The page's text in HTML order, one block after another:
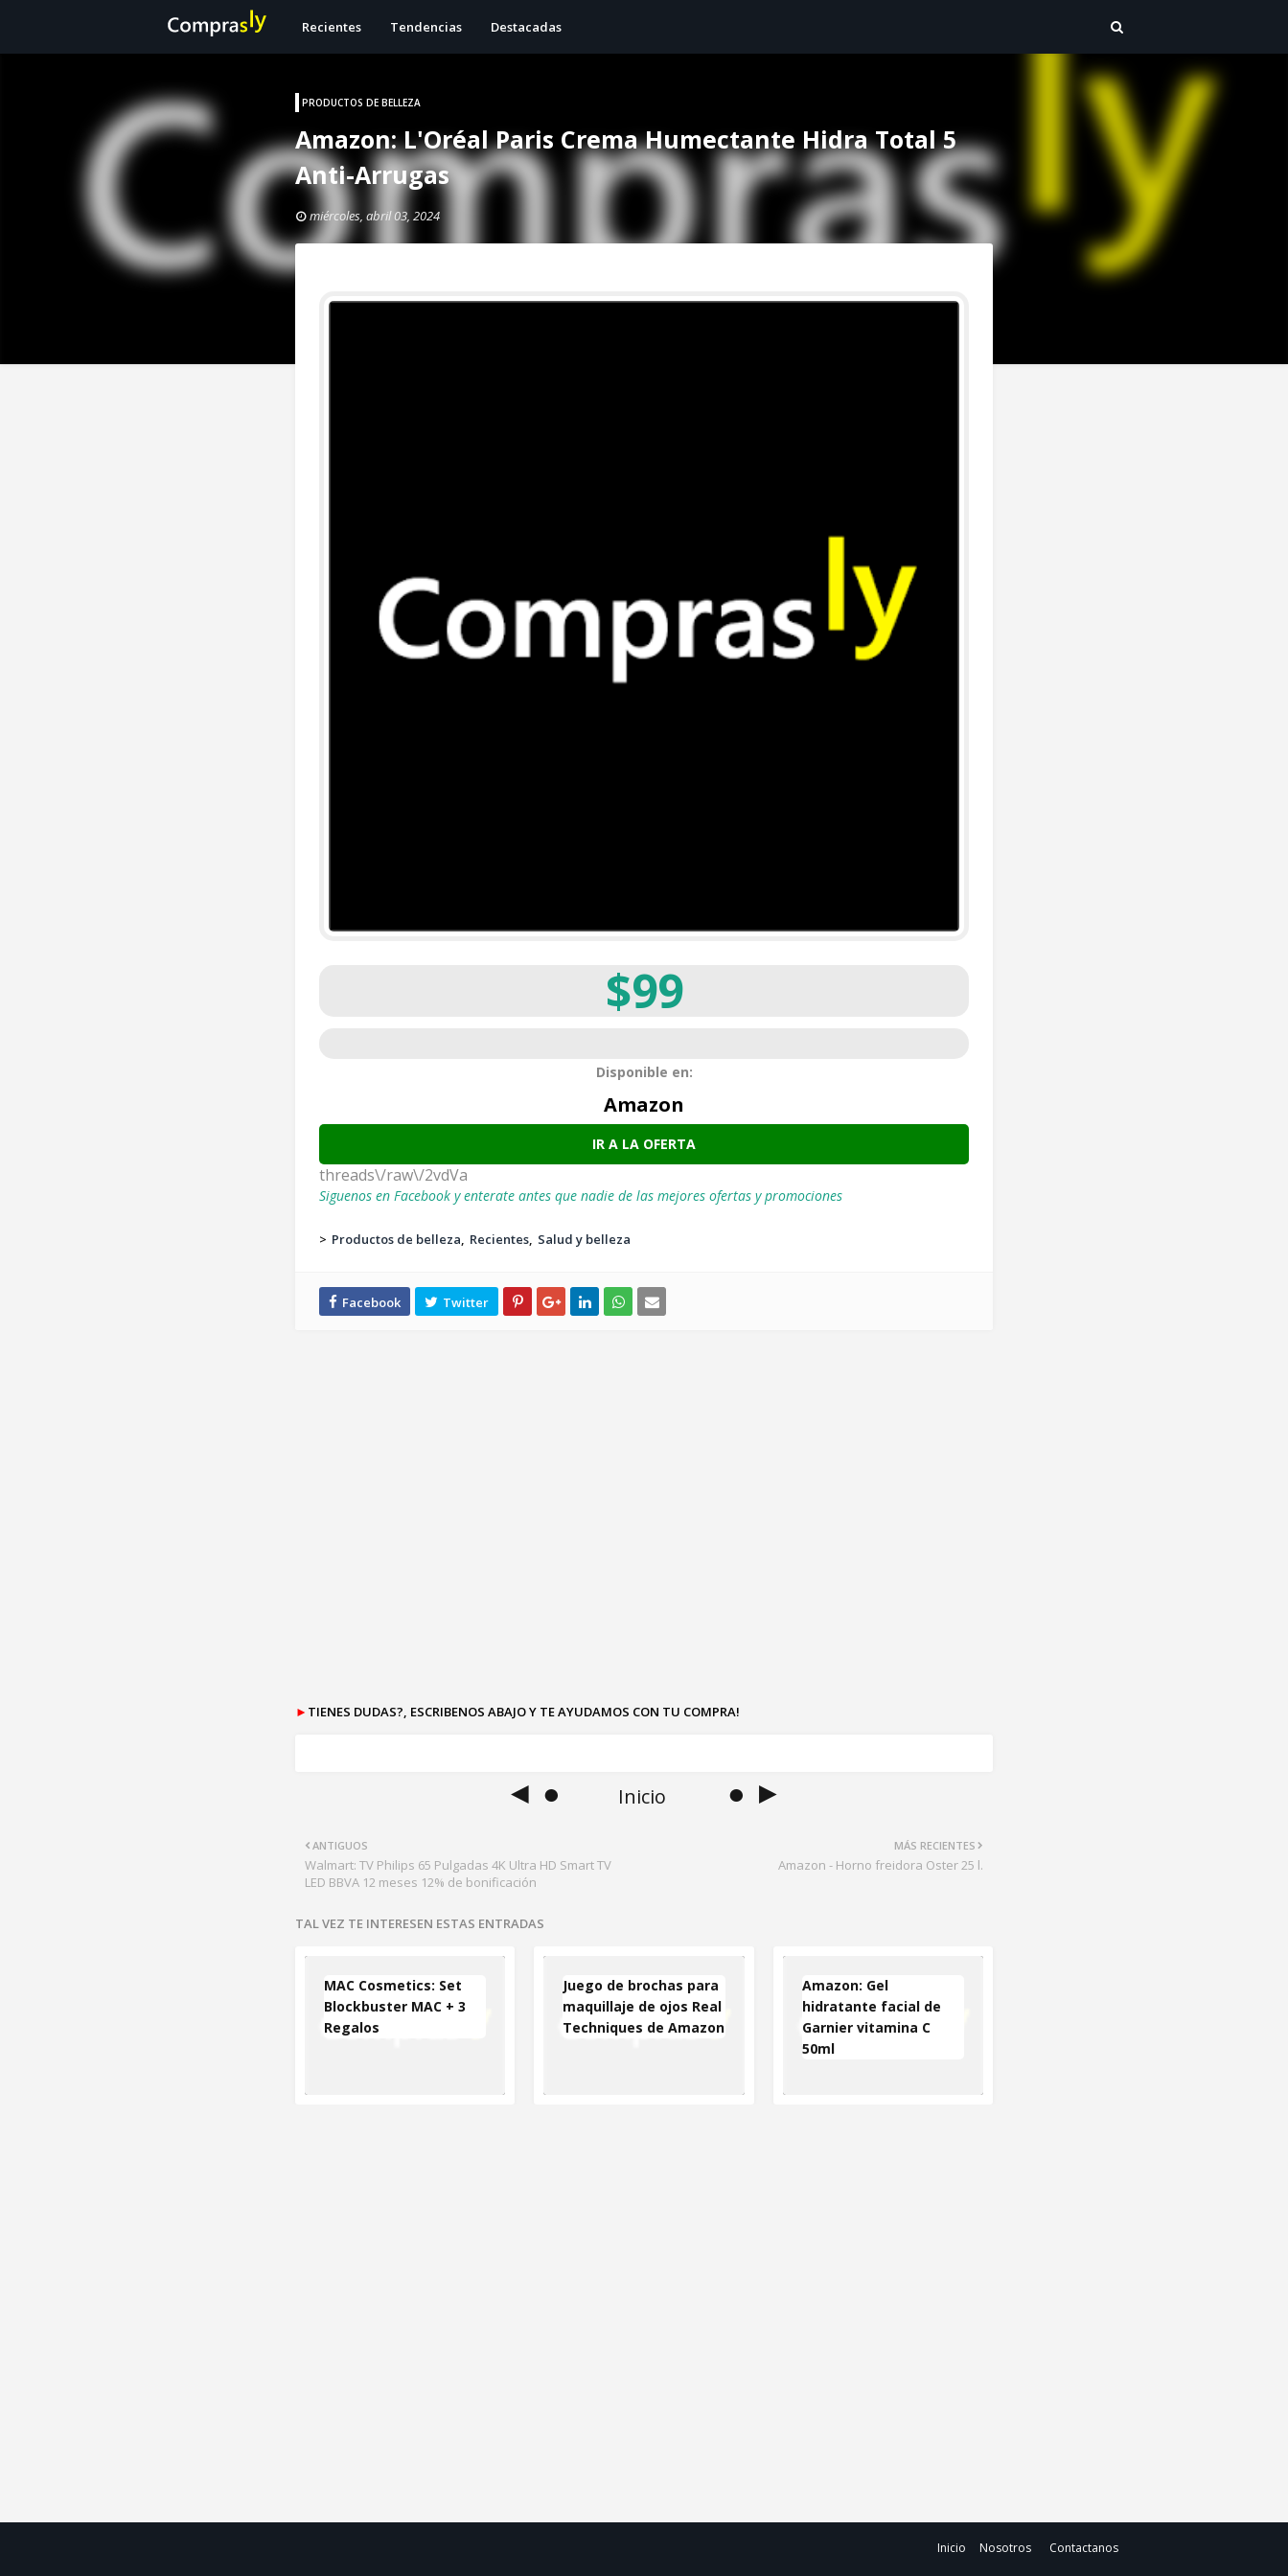
Recientes Tendencias Destacadas
PRODUCTOS DE BELLEZA
Amazon: L'Oréal Paris Crema Humectante Hidra Total 5
Anti-Arrugas
miércoles, abril 03, 2024
$99
Disponible en:
Amazon
IR A LA OFERTA
threads\/raw\/2vdVa
Siguenos en Facebook y enterate antes que nadie de las mejores ofertas y promociones
> Productos de belleza Recientes Salud y belleza
► TIENES DUDAS?, ESCRIBENOS ABAJO Y TE AYUDAMOS CON TU COMPRA!
◄ ● Inicio ● ►
MÁS RECIENTES
Amazon - Horno freidora Oster 25 l.
ANTIGUOS
Walmart: TV Philips 65 Pulgadas 4K Ultra HD Smart TV
LED BBVA 12 meses 12% de bonificación
TAL VEZ TE INTERESEN ESTAS ENTRADAS
MAC Cosmetics: Set
Blockbuster MAC + 3
Regalos
Juego de brochas para
maquillaje de ojos Real
Techniques de Amazon
Amazon: Gel
hidratante facial de
Garnier vitamina C
50ml
Inicio Nosotros Contactanos